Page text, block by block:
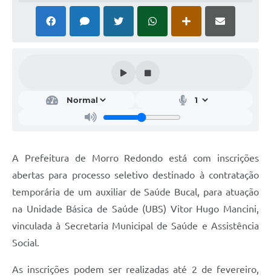
Carta de Serviços
Arquivos para Download
Links
R.H
A Prefeitura de Morro Redondo está com inscrições
abertas para processo seletivo destinado à contratação
temporária de um auxiliar de Saúde Bucal, para atuação
na Unidade Básica de Saúde (UBS) Vitor Hugo Mancini,
vinculada à Secretaria Municipal de Saúde e Assistência
Social.
As inscrições podem ser realizadas até 2 de fevereiro,